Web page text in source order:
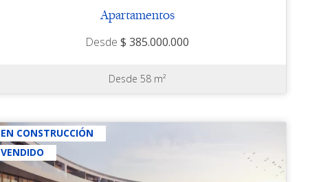
Apartamentos
Desde$ 385.000.000
Desde 58 m²
EN CONSTRUCCIÓN
VENDIDO